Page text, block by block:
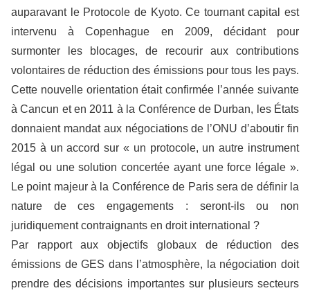
auparavant le Protocole de Kyoto. Ce tournant capital est
intervenu à Copenhague en 2009, décidant pour
surmonter les blocages, de recourir aux contributions
volontaires de réduction des émissions pour tous les pays.
Cette nouvelle orientation était confirmée l’année suivante
à Cancun et en 2011 à la Conférence de Durban, les États
donnaient mandat aux négociations de l’ONU d’aboutir fin
2015 à un accord sur « un protocole, un autre instrument
légal ou une solution concertée ayant une force légale ».
Le point majeur à la Conférence de Paris sera de définir la
nature de ces engagements : seront-ils ou non
juridiquement contraignants en droit international ?
Par rapport aux objectifs globaux de réduction des
émissions de GES dans l’atmosphère, la négociation doit
prendre des décisions importantes sur plusieurs secteurs